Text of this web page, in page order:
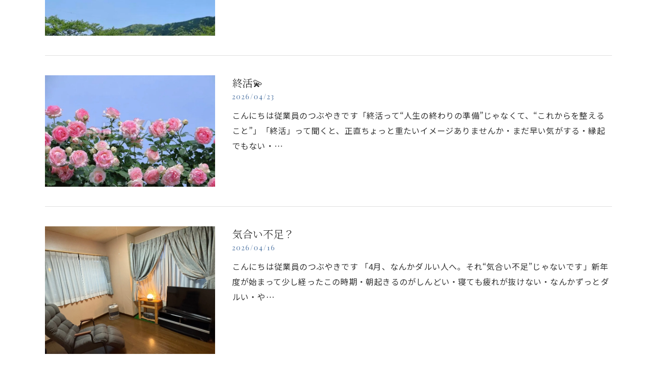
終活💫
2026/04/23
こんにちは従業員のつぶやきです「終活って“人生の終わりの準備”じゃなくて、“これからを整える
こと”」「終活」って聞くと、正直ちょっと重たいイメージありませんか・まだ早い気がする・縁起
でもない・…
気合い不足？
2026/04/16
こんにちは従業員のつぶやきです 「4月、なんかダルい人へ。それ“気合い不足”じゃないです」新年
度が始まって少し経ったこの時期・朝起きるのがしんどい・寝ても疲れが抜けない・なんかずっとダ
ルい・や…